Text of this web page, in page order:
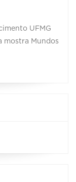
UFMG
mostra Mundos